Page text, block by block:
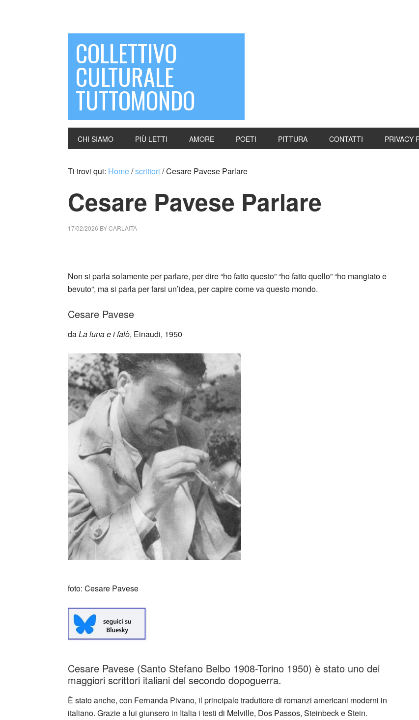
COLLETTIVO
CULTURALE
TUTTOMONDO
CHI SIAMO PIÙ LETTI AMORE POETI PITTURA CONTATTI PRIVACY
Ti trovi qui: Home/scrittori /Cesare Pavese Parlare
Cesare Pavese Parlare
17/02/2026 BYCARLAITA
Non si parla solamente per parlare, per dire “ho fatto questo” “ho fatto quello” “ho mangiato e
bevuto”, ma si parla per farsi un’idea, per capire come va questo mondo.
Cesare Pavese
daLa luna e i falò, Einaudi, 1950
foto: Cesare Pavese
Cesare Pavese (Santo Stefano Belbo 1908-Torino 1950) è stato uno dei
maggiori scrittori italiani del secondo dopoguerra.
È stato anche, con Fernanda Pivano, il principale traduttore di romanzi americani moderni in
italiano. Grazie a lui giunsero in Italia i testi di Melville, Dos Passos, Steinbeck e Stein.